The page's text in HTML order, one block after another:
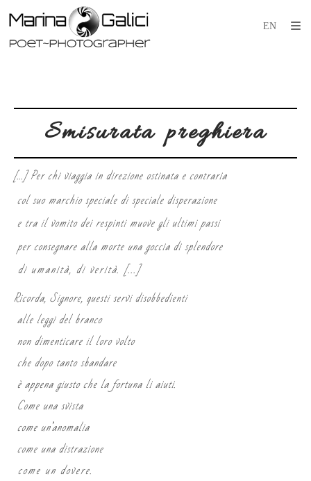
Smisurata preghiera
[...] Per chi viaggia in direzione ostinata e contraria
col suo marchio speciale di speciale disperazione
e tra il vomito dei respinti muove gli ultimi passi
per consegnare alla morte una goccia di splendore
di umanità, di verità. [...]
Ricorda, Signore, questi servi disobbedienti
alle leggi del branco
non dimenticare il loro volto
che dopo tanto sbandare
è appena giusto che la fortuna li aiuti.
Come una svista
come un’anomalia
come una distrazione
come un dovere.